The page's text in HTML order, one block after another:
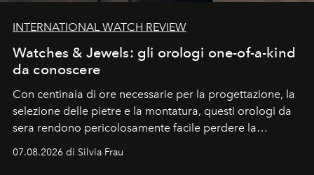
INTERNATIONAL WATCH REVIEW
Watches & Jewels: gli orologi one-of-a-kind
da conoscere
Con centinaia di ore necessarie per la progettazione, la
selezione delle pietre e la montatura, questi orologi da
sera rendono pericolosamente facile perdere la
cognizione del tempo. Ma con quadranti così
07.08.2026 di Silvia Frau